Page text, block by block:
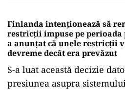
Finlanda intenționează să
restricții impuse pe
a anunţat că unele restricții
devreme decât era prevăzut
S-a luat această decizie
presiunea asupra